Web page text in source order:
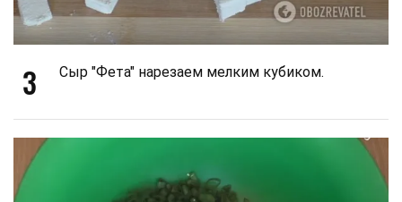
3 Сыр "Фета" нарезаем мелким кубиком.